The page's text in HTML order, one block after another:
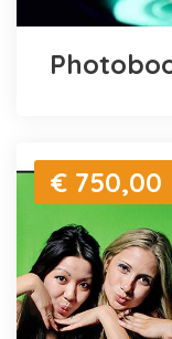
€ 750,00